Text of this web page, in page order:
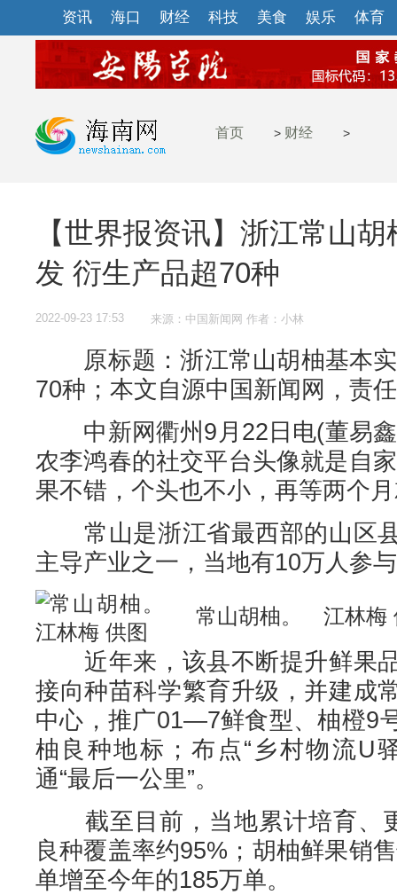
资讯 海口 财经 科技 美食 娱乐 体育
首页 > 财经 >
【世界报资讯】浙江常山
发 衍生产品超70种
2022-09-23 17:53 来源：中国新闻网 作者：小林
原标题：浙江常山胡柚基本实
70种；本文自源中国新闻网，责
中新网衢州9月22日电(董易鑫
农李鸿春的社交平台头像就是自
果不错，个头也不小，再等两个
常山是浙江省最西部的山区
主导产业之一，当地有10万人参
常山胡柚。 江林梅
近年来，该县不断提升鲜果
接向种苗科学繁育升级，并建成
中心，推广01—7鲜食型、柚橙9
柚良种地标；布点“乡村物流U
通“最后一公里”。
截至目前，当地累计培育、
良种覆盖率约95%；胡柚鲜果销
单增至今年的185万单。